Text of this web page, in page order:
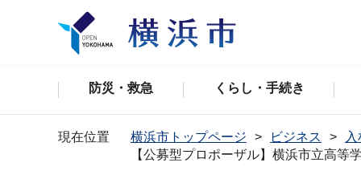
防災・救急 くらし・手続き
現在位置 横浜市トップページ ビジネス
【公募型プロポーザル】横浜市⽴⾼等